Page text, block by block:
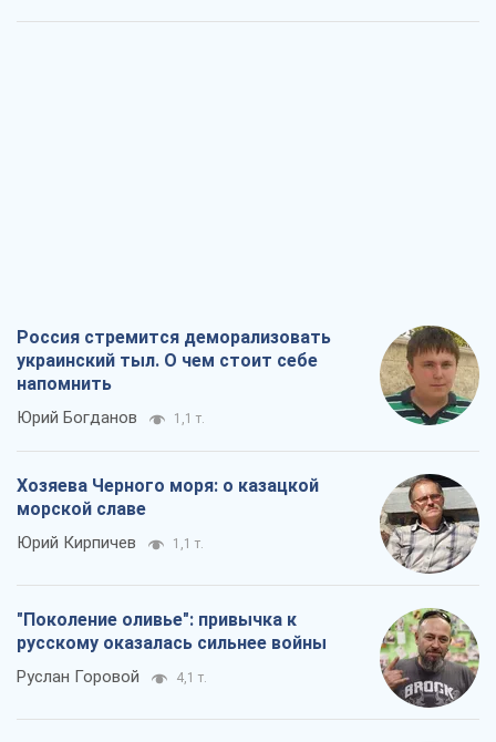
Россия стремится деморализовать
украинский тыл. О чем стоит себе
напомнить
Юрий Богданов 1,1 т.
Хозяева Черного моря: о казацкой
морской славе
Юрий Кирпичев 1,1 т.
"Поколение оливье": привычка к
русскому оказалась сильнее войны
Руслан Горовой 4,1 т.